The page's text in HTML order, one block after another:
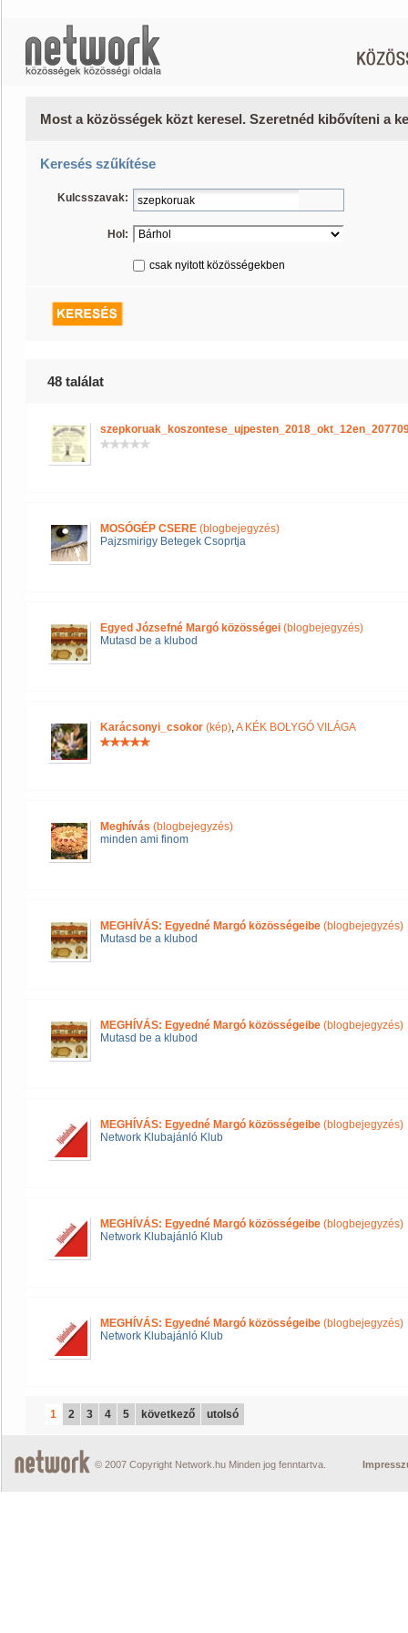
Most a közösségek közt keresel. Szeretnéd kibővíteni a
Keresés szűkítése
Kulcsszavak:
Hol:
csak nyitott közösségekben
48 találat
MOSÓGÉP CSERE (blogbejegyzés)
Pajzsmirigy Betegek Csoprtja
Egyed Józsefné Margó közösségei (blogbejegyzés)
Mutasd be a klubod
Karácsonyi_csokor (kép),A KÉK BOLYGÓ VILÁGA
Meghívás (blogbejegyzés)
minden ami finom
MEGHÍVÁS: Egyedné Margó közösségeibe (blogbejegyzés)
Mutasd be a klubod
MEGHÍVÁS: Egyedné Margó közösségeibe (blogbejegyzés)
Mutasd be a klubod
MEGHÍVÁS: Egyedné Margó közösségeibe (blogbejegyzés)
Network Klubajánló Klub
MEGHÍVÁS: Egyedné Margó közösségeibe (blogbejegyzés)
Network Klubajánló Klub
MEGHÍVÁS: Egyedné Margó közösségeibe (blogbejegyzés)
Network Klubajánló Klub
1 2 3 4 5 következő utolsó
© 2007 Copyright Network.hu Minden jog fenntartva.